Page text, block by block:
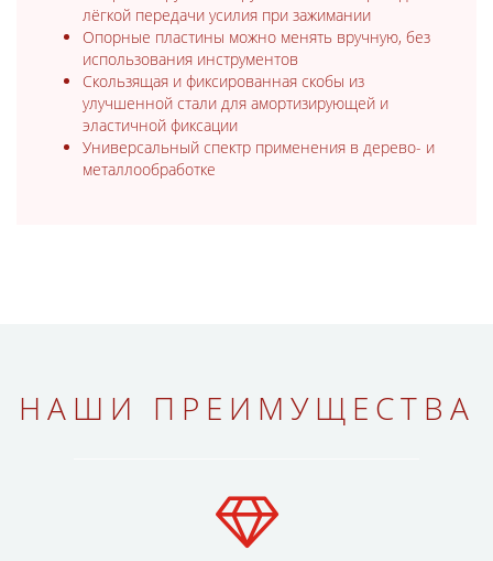
лёгкой передачи усилия при зажимании
Опорные пластины можно менять вручную, без
использования инструментов
Скользящая и фиксированная скобы из
улучшенной стали для амортизирующей и
эластичной фиксации
Универсальный спектр применения в дерево- и
металлообработке
НАШИ ПРЕИМУЩЕСТВА